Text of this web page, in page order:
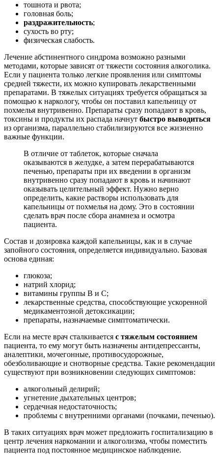
тошнота и рвота;
головная боль;
раздражительность;
сухость во рту;
физическая слабость.
Лечение абстинентного синдрома возможно разными
методами, которые зависят от тяжести состояния алкоголика.
Если у пациента только легкие проявления или симптомы
средней тяжести, их можно купировать лекарственными
препаратами. В тяжелых ситуациях требуется обращаться за
помощью к наркологу, чтобы он поставил капельницу от
похмелья внутривенно. Препараты сразу попадают в кровь,
токсины и продукты их распада начнут быстро выводиться
из организма, параллельно стабилизируются все жизненно
важные функции.
В отличие от таблеток, которые сначала
оказываются в желудке, а затем перерабатываются
печенью, препараты при их введении в организм
внутривенно сразу попадают в кровь и начинают
оказывать целительный эффект. Нужно верно
определить, какие растворы использовать для
капельницы от похмелья на дому. Это в состоянии
сделать врач после сбора анамнеза и осмотра
пациента.
Состав и дозировка каждой капельницы, как и в случае
запойного состояния, определяется индивидуально. Базовая
основа единая:
глюкоза;
натрий хлорид;
витамины группы В и С;
лекарственные средства, способствующие ускоренной
медикаментозной детоксикации;
препараты, назначаемые симптоматически.
Если на месте врач сталкивается с тяжелым состоянием
пациента, то ему могут быть назначены антидепрессанты,
аналептики, мочегонные, противосудорожные,
обезболивающие и снотворные средства. Такие рекомендации
существуют при возникновении следующих симптомов:
алкогольный делирий;
угнетение дыхательных центров;
сердечная недостаточность;
проблемы с внутренними органами (почками, печенью).
В таких ситуациях врач может предложить госпитализацию в
центр лечения наркомании и алкоголизма, чтобы поместить
пациента под постоянное медицинское наблюдение.